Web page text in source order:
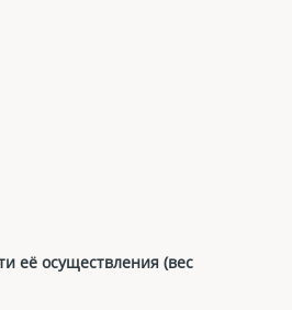
её осуществления (вес